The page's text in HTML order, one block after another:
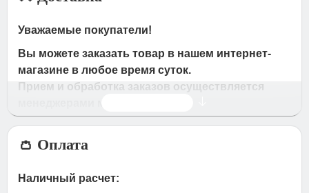
Уважаемые покупатели!
Вы можете заказать товар в нашем интернет-
магазине в любое время суток.
Прием и обработка заказов осуществляется
Время работы магазина:
с 09:00 дo 19:00
👛 Оплата
Наличный расчет: